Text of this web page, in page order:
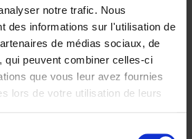
notre trafic. Nous
des informations sur l'utilisation de
de médias sociaux, de
qui peuvent combiner celles-ci
que vous leur avez fournies
lors de votre utilisation de leurs
Van Belleghem
souple
2020 256
37,50